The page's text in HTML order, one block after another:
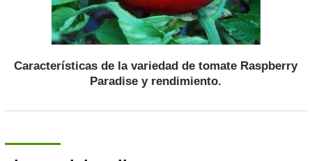
Características de la variedad de tomate Raspberry
Paradise y rendimiento.